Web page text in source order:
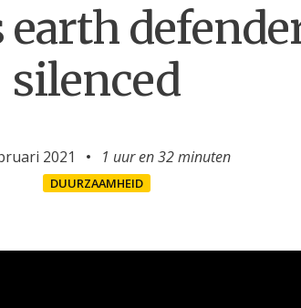
silenced
2021 1 uur en32 minuten
DUURZAAMHEID